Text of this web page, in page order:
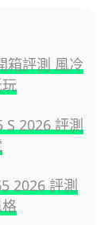
箱評測 風冷
2026 評測
2026 評測